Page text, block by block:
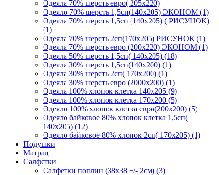
Одеяла 70% шерсть евро( 205х220)
Одеяло 70% шерсть 1,5сп(140х205) ЭКОНОМ (1)
Одеяла 70% шерсть 1,5сп (140х205) ( РИСУНОК)
(1)
Одеяла 70% шерсть 2сп(170х205) РИСУНОК (1)
Одеяла 70% шерсть евро (200х220) ЭКОНОМ (1)
Одеяла 50% шерсть 1,5сп( 140х205) (18)
Одеяла 30% шерсть 1,5сп(140х200) (1)
Одеяла 30% шерсть 2сп( 170х200) (1)
Одеяла 30% шерсть евро (2000х200) (1)
Одеяла 100% хлопок клетка 140х205 (9)
Одеяла 100% хлопок клетка 170х200 (5)
Одеяло 100% хлопок клетка евро(200х200) (5)
Одеяло байковое 80% хлопок клетка 1,5сп(
140х205) (12)
Одеяло байковое 80% хлопок 2сп( 170х205) (1)
Подушки
Матрац
Салфетки
Салфетки поплин (38х38 +/- 2см) (3)